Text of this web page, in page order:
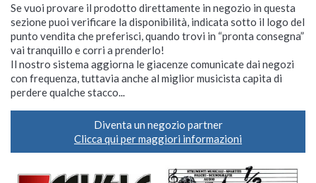
Se vuoi provare il prodotto direttamente in negozio in questa
sezione puoi verificare la disponibilità, indicata sotto il logo del
punto vendita che preferisci, quando trovi in “pronta consegna”
vai tranquillo e corri a prenderlo!
Il nostro sistema aggiorna le giacenze comunicate dai negozi
con frequenza, tuttavia anche al miglior musicista capita di
perdere qualche stacco...
Diventa un negozio partner
Clicca qui per maggiori informazioni